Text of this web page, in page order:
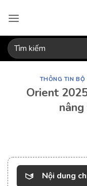
qua
dung
Tìm
kiếm:
THÔNG TIN BỘ
Orient
Nội dung